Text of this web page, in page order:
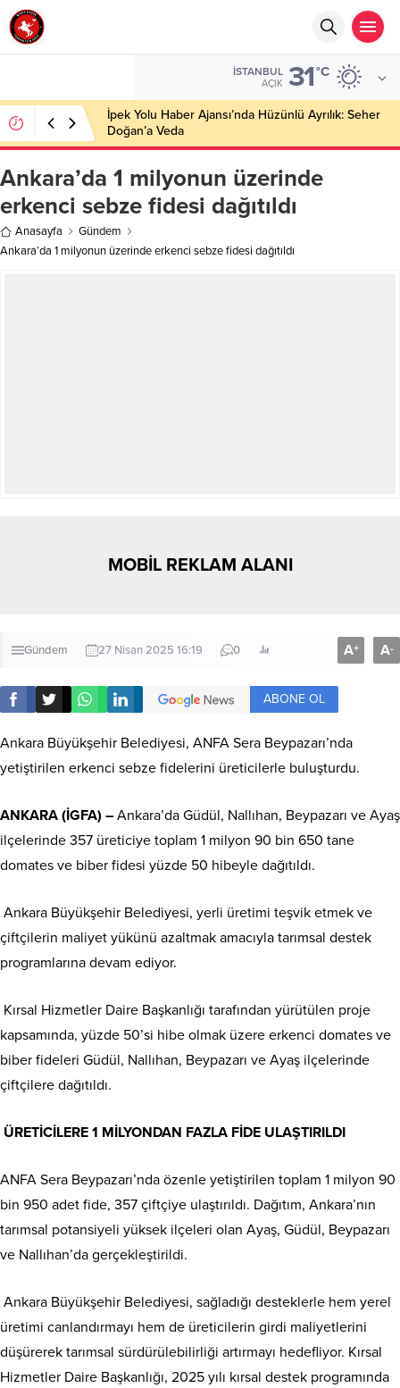
İSTANBUL
AÇIK 31°C
İpek Yolu Haber Ajansı’nda Hüzünlü Ayrılık: Seher
Doğan’a Veda
Ankara’da 1 milyonun üzerinde
erkenci sebze fidesi dağıtıldı
Anasayfa
Gündem
Ankara’da 1 milyonun üzerinde erkenci sebze fidesi dağıtıldı
MOBİL REKLAM ALANI
Gündem 27 Nisan 2025 16:19 0 A+ A-
ABONE OL
Ankara Büyükşehir Belediyesi, ANFA Sera Beypazarı’nda
yetiştirilen erkenci sebze fidelerini üreticilerle buluşturdu.
ANKARA (İGFA) – Ankara’da Güdül, Nallıhan, Beypazarı ve Ayaş
ilçelerinde 357 üreticiye toplam 1 milyon 90 bin 650 tane
domates ve biber fidesi yüzde 50 hibeyle dağıtıldı.
Ankara Büyükşehir Belediyesi, yerli üretimi teşvik etmek ve
çiftçilerin maliyet yükünü azaltmak amacıyla tarımsal destek
programlarına devam ediyor.
Kırsal Hizmetler Daire Başkanlığı tarafından yürütülen proje
kapsamında, yüzde 50’si hibe olmak üzere erkenci domates ve
biber fideleri Güdül, Nallıhan, Beypazarı ve Ayaş ilçelerinde
çiftçilere dağıtıldı.
ÜRETİCİLERE 1 MİLYONDAN FAZLA FİDE ULAŞTIRILDI
ANFA Sera Beypazarı’nda özenle yetiştirilen toplam 1 milyon 90
bin 950 adet fide, 357 çiftçiye ulaştırıldı. Dağıtım, Ankara’nın
tarımsal potansiyeli yüksek ilçeleri olan Ayaş, Güdül, Beypazarı
ve Nallıhan’da gerçekleştirildi.
Ankara Büyükşehir Belediyesi, sağladığı desteklerle hem yerel
üretimi canlandırmayı hem de üreticilerin girdi maliyetlerini
düşürerek tarımsal sürdürülebilirliği artırmayı hedefliyor. Kırsal
Hizmetler Daire Başkanlığı, 2025 yılı kırsal destek programında